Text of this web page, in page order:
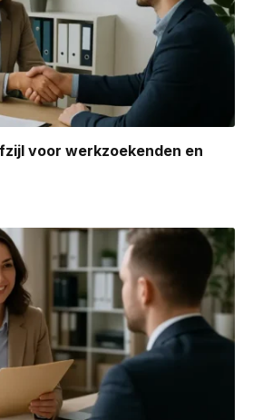
voor werkzoekenden en